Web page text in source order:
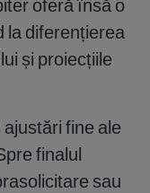
oferă însă o
la diferențierea
și proiecțiile
fine ale
finalul
sau